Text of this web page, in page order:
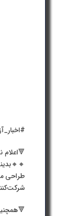
🔻اعلام
طراحی